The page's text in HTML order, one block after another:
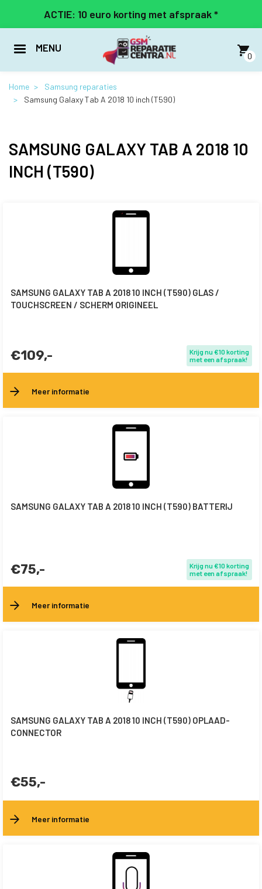
naar
inhoud
ACTIE: 10 euro korting met afspraak *
MENU
0
Home
Samsung reparaties
Samsung Galaxy Tab A 2018 10 inch (T590)
SAMSUNG GALAXY TAB A 2018 10
INCH (T590)
SAMSUNG GALAXY TAB A 2018 10 INCH (T590) GLAS /
TOUCHSCREEN / SCHERM ORIGINEEL
€109,-
Krijg nu €10 korting
met een afspraak!
Meer informatie
SAMSUNG GALAXY TAB A 2018 10 INCH (T590) BATTERIJ
€75,-
Krijg nu €10 korting
met een afspraak!
Meer informatie
SAMSUNG GALAXY TAB A 2018 10 INCH (T590) OPLAAD-
CONNECTOR
€55,-
Meer informatie